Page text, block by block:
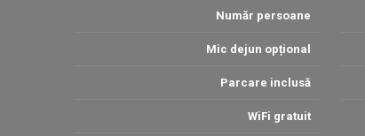
Număr persoane
Mic dejun opțional
Parcare inclusă
WiFi gratuit